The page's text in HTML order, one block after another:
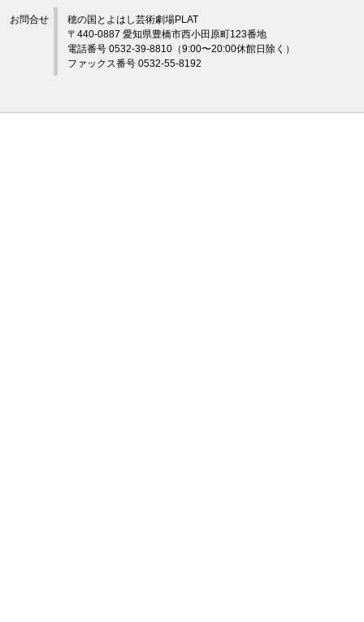
お問合せ
穂の国とよはし芸術劇場PLAT
〒440-0887 愛知県豊橋市西小田原町123番地
電話番号 0532-39-8810（9:00〜20:00休館日除く）
ファックス番号 0532-55-8192